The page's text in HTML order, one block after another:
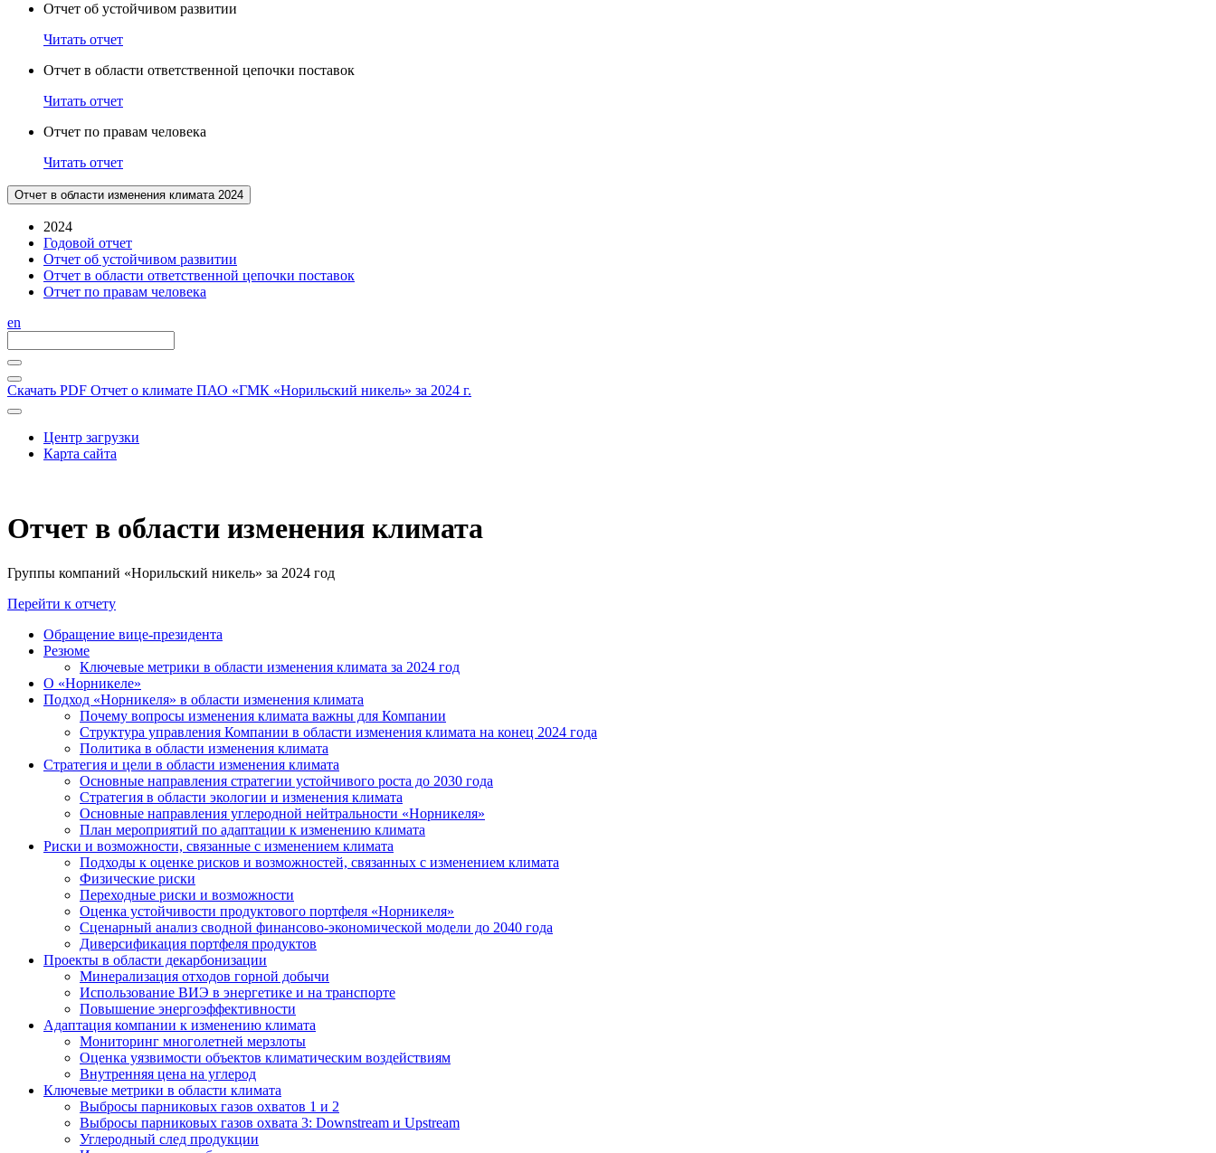
Отчет об устойчивом развитии
Читать отчет
Отчет в области ответственной цепочки поставок
Читать отчет
Отчет по правам человека
Читать отчет
Отчет в области изменения климата 2024
2024
Годовой отчет
Отчет об устойчивом развитии
Отчет в области ответственной цепочки поставок
Отчет по правам человека
en
Скачать PDF Отчет о климате ПАО «ГМК «Норильский никель» за 2024 г.
Центр загрузки
Карта сайта
Отчет в области изменения климата
Группы компаний «Норильский никель» за 2024 год
Перейти к отчету
Обращение вице-президента
Резюме
Ключевые метрики в области изменения климата за 2024 год
О «Норникеле»
Подход «Норникеля» в области изменения климата
Почему вопросы изменения климата важны для Компании
Структура управления Компании в области изменения климата на конец 2024 года
Политика в области изменения климата
Стратегия и цели в области изменения климата
Основные направления стратегии устойчивого роста до 2030 года
Стратегия в области экологии и изменения климата
Основные направления углеродной нейтральности «Норникеля»
План мероприятий по адаптации к изменению климата
Риски и возможности, связанные с изменением климата
Подходы к оценке рисков и возможностей, связанных с изменением климата
Физические риски
Переходные риски и возможности
Оценка устойчивости продуктового портфеля «Норникеля»
Сценарный анализ сводной финансово-экономической модели до 2040 года
Диверсификация портфеля продуктов
Проекты в области декарбонизации
Минерализация отходов горной добычи
Использование ВИЭ в энергетике и на транспорте
Повышение энергоэффективности
Адаптация компании к изменению климата
Мониторинг многолетней мерзлоты
Оценка уязвимости объектов климатическим воздействиям
Внутренняя цена на углерод
Ключевые метрики в области климата
Выбросы парниковых газов охватов 1 и 2
Выбросы парниковых газов охвата 3: Downstream и Upstream
Углеродный след продукции